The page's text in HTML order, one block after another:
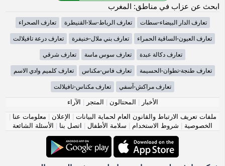
ابحث عن عزاب في مناطق: المغرب
تعارف الدار البيضاء-سطات تعارف الرباط-سلا-القنيطرة تعارف الصحراء
تعارف العيون-الساقية الحمراء تعارف بني ملال-خنيفرة تعارف درعة تافيلالت
تعارف دكالة عبدة تعارف سوس ماسة تعارف شرقي
تعارف طنجة-تطوان-الحسيمة تعارف فاس-مكناس تعارف كلميم وادي الاسم
تعارف مراكش-آسفي تعارف مكناس-تافيلالت
الأخبار | المحتالون | المتجر | الآراء
ملفات تعريف الارتباط والقانون العام لحماية البيانات | الإعلان | معلومات عنا |
الخصوصية | شروط الاستخدام | سلامة الأطفال | اتصل بنا | الأسئلة الشائعة